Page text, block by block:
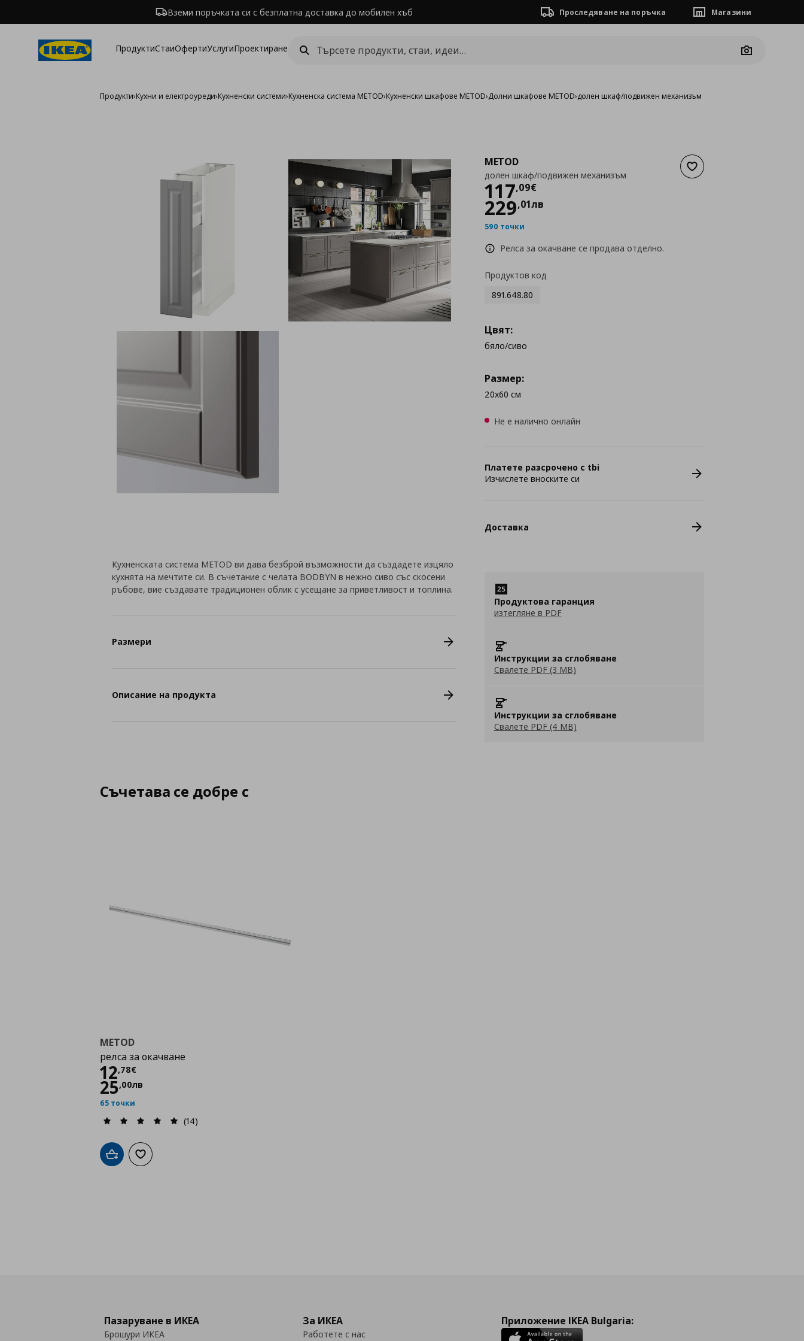
Вземи поръчката си с безплатна доставка до мобилен хъб Проследяване на поръчка Магазини
ПродуктиСтаиОфертиУслугиПроектиране
Camera
Продукти›Кухни и електроуреди›Кухненски системи›Кухненска система METOD›Кухненски шкафове METOD›Долни шкафове METOD›долен шкаф/подвижен механизъм
Добави към списъка с
METOD
долен шкаф/подвижен механизъм
117,09€
Цена
229,01лв
590 точки
Релса за окачване се продава отделно.
Продуктов код
891.648.80
Цвят:
бяло/сиво
Размер:
20x60 см
Не е налично онлайн
Платете разсрочено с tbi
Изчислете вноските си
Доставка
Продуктова гаранция
изтегляне в PDF
Инструкции за сглобяване
Свалете PDF (3 MB)
Инструкции за сглобяване
Свалете PDF (4 MB)
Кухненската система METOD ви дава безброй възможности да създадете изцяло
кухнята на мечтите си. В съчетание с челата BODBYN в нежно сиво със скосени
ръбове, вие създавате традиционен облик с усещане за приветливост и топлина.
Размери
Описание на продукта
Съчетава се добре с
METOD
релса за окачване
12,78€
Цена
25,00лв
65 точки
(14)
Добави в кошницата
Добави към списъка с любими
Пазаруване в ИКЕА
Брошури ИКЕА
За ИКЕА
Работете с нас
Приложение IKEA Bulgaria: